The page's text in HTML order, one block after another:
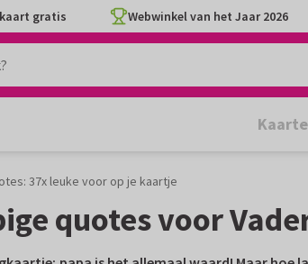
gratis Webwinkel van het Jaar 2026
37x leuke voor op je kaartje
quotes voor